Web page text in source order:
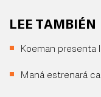
LEE TAMBIÉN
Koeman presenta
Maná estrenará